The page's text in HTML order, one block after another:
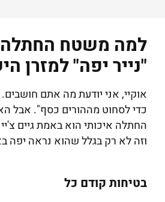
למה משטח החתלה
"נייר יפה" למזרן
אוקיי, אני יודעת מה אתם
כדי לסחוט מההורים כסף". אבל
החתלה איכותי הוא באמת גיים
וזה לא רק בגלל שהוא נראה יפה
בטיחות קודם כל